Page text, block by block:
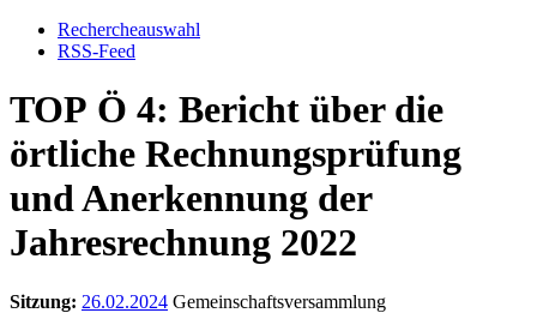
Rechercheauswahl
RSS-Feed
TOP Ö 4: Bericht über die
örtliche Rechnungsprüfung
und Anerkennung der
Jahresrechnung 2022
Sitzung: 26.02.2024 Gemeinschaftsversammlung